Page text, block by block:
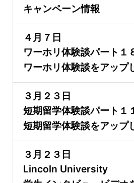
キャンペーン情報
４月７日
ワーホリ体験談パート１
ワーホリ体験談をアップ
３月２３日
短期留学体験談パート１
短期留学体験談をアップ
３月２３日
Lincoln University